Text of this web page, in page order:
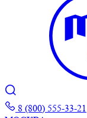
8 (800) 555-33-21